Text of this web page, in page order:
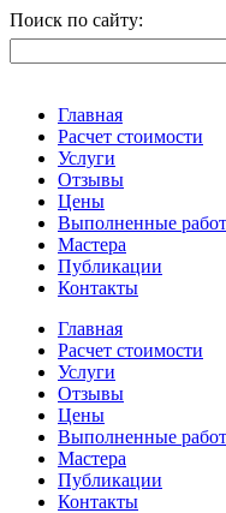
Поиск по сайту:
Главная
Расчет стоимости
Услуги
Отзывы
Цены
Выполненные
Мастера
Публикации
Контакты
Главная
Расчет стоимости
Услуги
Отзывы
Цены
Выполненные
Мастера
Публикации
Контакты